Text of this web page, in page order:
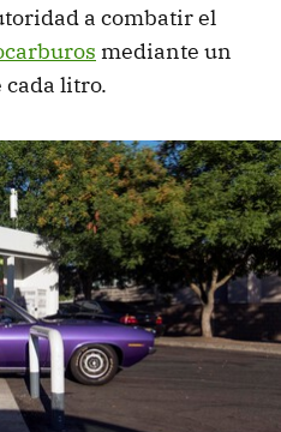
a combatir el
mediante un
litro.